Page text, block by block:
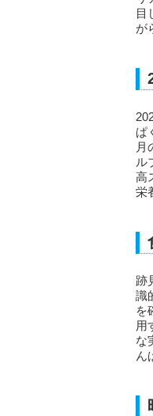
目
が
ぱ
月
ル
高
栄
跡
識
を
用
な
ん